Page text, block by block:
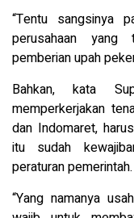
“Tentu sangsinya
perusahaan yang
pemberian upah
Bahkan, kata
memperkerjakan
dan Indomaret,
itu sudah
peraturan pemerintah.
“Yang namanya